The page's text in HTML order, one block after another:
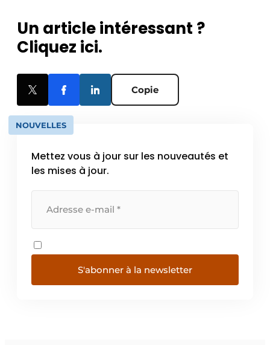
Un article intéressant ?
Cliquez ici.
Copie
NOUVELLES
Mettez vous à jour sur les nouveautés et
les mises à jour.
S'abonner à la newsletter